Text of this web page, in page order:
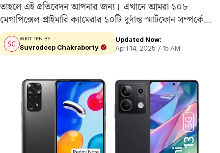
তাহলে এই প্রতিবেদন আপনার জন্য। এখানে আমরা ১০৮
মেগাপিক্সেল প্রাইমারি ক্যামেরার ১০টি দুর্দান্ত স্মার্টফোন সম্পর্কে
বলবো। এই স্মার্টফোনগুলির দাম ১৫,০০০ টাকার কম। এই
ফোনগুলিতে আছে অসাধারন ক্যামেরা সহ ভালো ডিসপ্লে,…
WRITTEN BY :
Suvrodeep Chakraborty
Updated Now:
April 14, 2025 7:15 AM